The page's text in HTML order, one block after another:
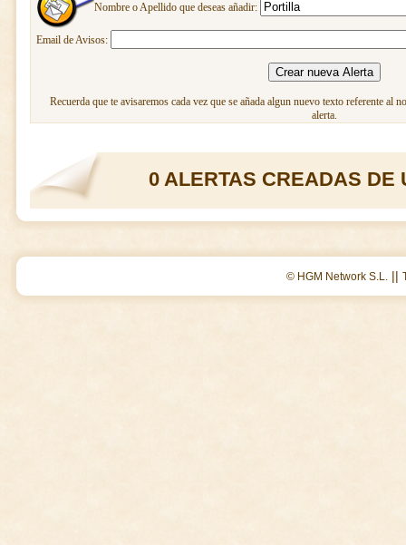
Nombre o Apellido que deseas añadir:
Email de Avisos:
Recuerda que te avisaremos cada vez que se añada algun nuevo texto referente al
alerta.
0 ALERTAS CREADAS DE
© HGM Network S.L. ||